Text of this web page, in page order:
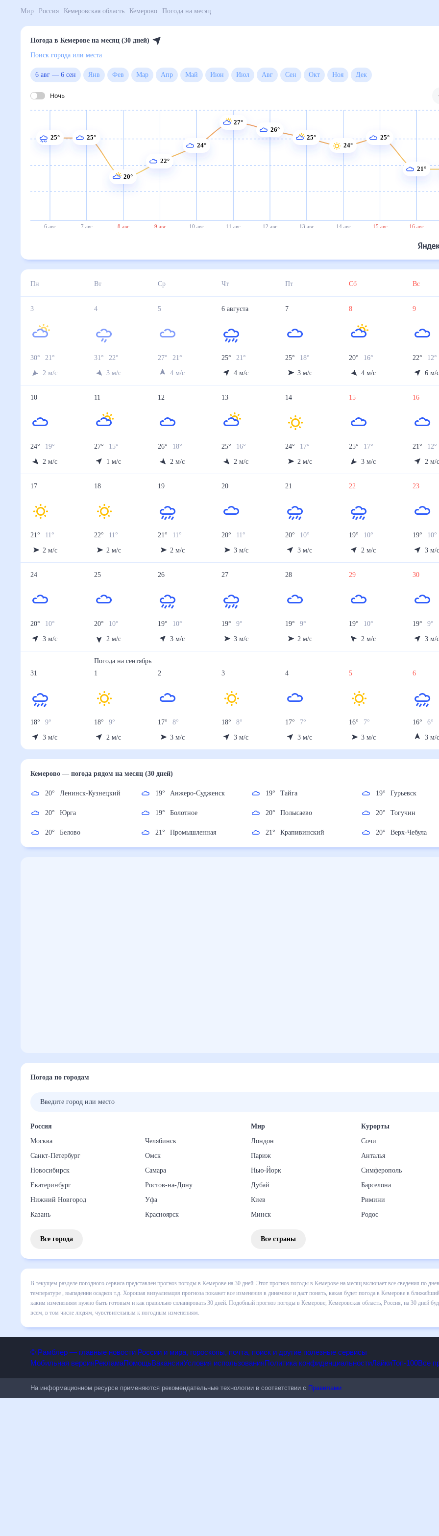
Мир Россия Кемеровская область Кемерово Погода на месяц
Погода в Кемерове на месяц (30 дней)
Поиск города или места
6 авг— 6 сен Янв Фев Мар Апр Май Июн Июл Авг Сен Окт Ноя
Ночь
6 авг 7 авг 8 авг 9 авг 10 авг 11 авг 12 авг 13 авг 14 авг 15 авг 16 авг
25° 25°
20°
22°
24°
27°
26°
25°
24°
25°
21°
Пн Вт Ср Чт Пт Сб Вс
3
30° 21°
2 м/с
4
31° 22°
3 м/с
5
27° 21°
4 м/с
6 августа
25° 21°
4 м/с
7
25° 18°
3 м/с
8
20° 16°
4 м/с
9
22° 12°
6 м/
10
24° 19°
2 м/с
11
27° 15°
1 м/с
12
26° 18°
2 м/с
13
25° 16°
2 м/с
14
24° 17°
2 м/с
15
25° 17°
3 м/с
16
21° 12°
2 м/
17
21° 11°
2 м/с
18
22° 11°
2 м/с
19
21° 11°
2 м/с
20
20° 11°
3 м/с
21
20° 10°
3 м/с
22
19° 10°
2 м/с
23
19° 10°
3 м/
24
20° 10°
3 м/с
25
20° 10°
2 м/с
26
19° 10°
3 м/с
27
19° 9°
3 м/с
28
19° 9°
2 м/с
29
19° 10°
2 м/с
30
19° 9°
3 м/
31
18° 9°
3 м/с
Погода насентябрь
1
18° 9°
2 м/с
2
17° 8°
3 м/с
3
18° 8°
3 м/с
4
17° 7°
3 м/с
5
16° 7°
3 м/с
6
16° 6°
3 м/
Кемерово— погода рядомна месяц (30 дней)
20°
Ленинск-
19° Анжеро-Судженск
19° Болотное
21° Промышленная
19° Тайга
20° Полысаево
21° Крапивинский
19° Гурьевск
20° Тогучин
20° Верх-Чебула
Россия
Москва
Санкт-Петербург
Новосибирск
Екатеринбург
Нижний Новгород
Челябинск
Омск
Самара
Ростов-на-Дону
Уфа
Мир
Лондон
Париж
Нью-Йорк
Дубай
Киев
Курорты
Сочи
Анталья
Симферополь
Барселона
Римини
В текущем разделе погодного сервиса представлен прогноз погоды в Кемерове на 30 дней. Этот прогноз погоды в Кемерове
включает все сведения по дневной температуре , выпадении осадков т.д. Хорошая визуализация прогноза покажет все
динамике и даст понять, какая будет погода в Кемерове в ближайший месяц, к каким изменениям нужно быть готовым и как